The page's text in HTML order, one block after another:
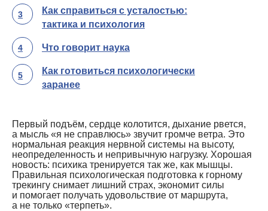
Как справиться с усталостью:
тактика и психология
Что говорит наука
3
4
Как готовиться психологически
заранее
5
Первый подъём, сердце колотится, дыхание рвется,
а мысль «я не справлюсь» звучит громче ветра. Это
нормальная реакция нервной системы на высоту,
неопределенность и непривычную нагрузку. Хорошая
новость: психика тренируется так же, как мышцы.
Правильная психологическая подготовка к горному
трекингу снимает лишний страх, экономит силы
и помогает получать удовольствие от маршрута,
а не только «терпеть».